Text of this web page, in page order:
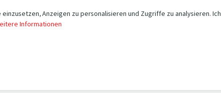
Anzeigen zu personalisieren und Zugriffe zu analysieren. Ich
Informationen